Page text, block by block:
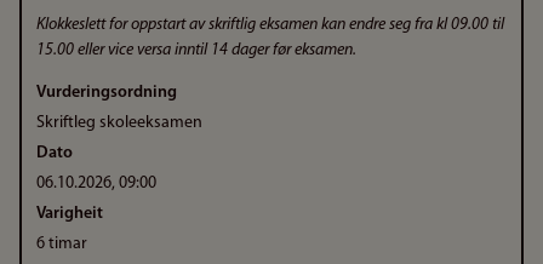
Klokkeslett for oppstart av skriftlig eksamen kan endre seg fra kl 09.00 til
15.00 eller vice versa inntil 14 dager før eksamen.
Vurderingsordning
Skriftleg skoleeksamen
Dato
06.10.2026, 09:00
Varigheit
6 timar